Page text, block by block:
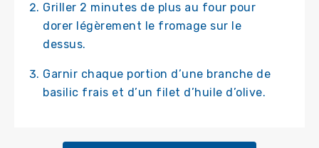
Griller 2 minutes de plus au four pour
dorer légèrement le fromage sur le
dessus.
Garnir chaque portion d’une branche de
basilic frais et d’un filet d’huile d’olive.